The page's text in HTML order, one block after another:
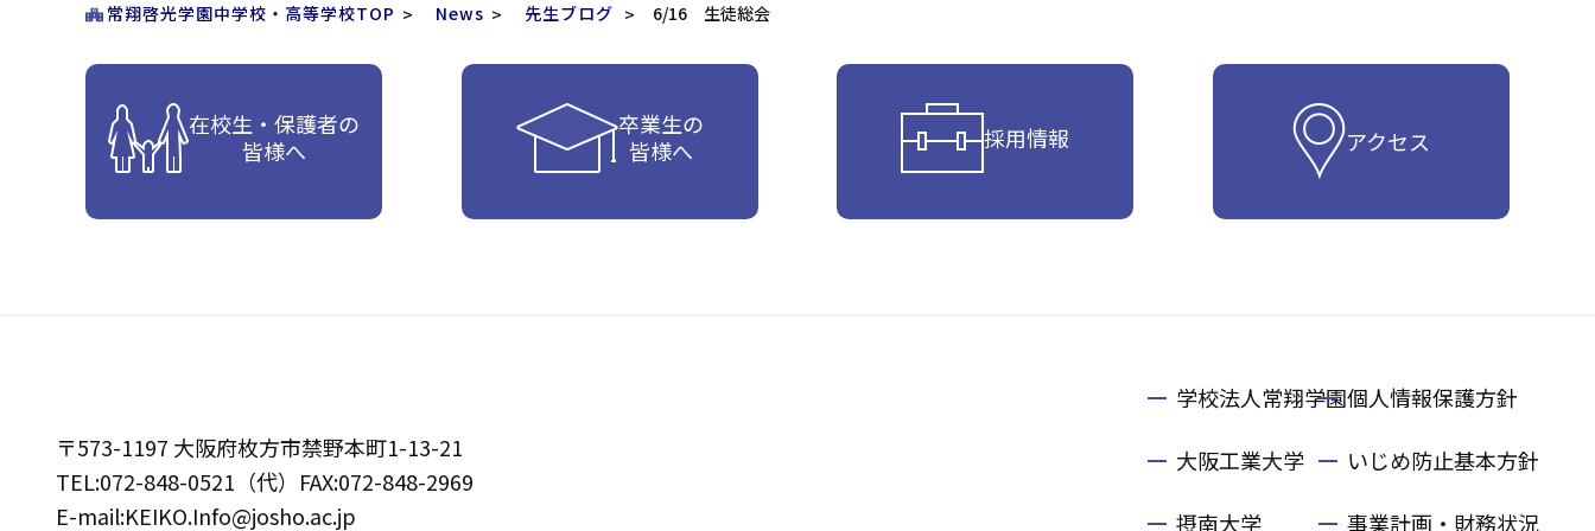
常翔啓光学園中学校・高等学校TOP News 先生ブログ 6/16 生徒総会
在校生・保護者の
皆様へ
卒業生の
皆様へ
採用情報 アクセス
〒573-1197 大阪府枚方市禁野本町1-13-21
TEL:072-848-0521（代）FAX:072-848-2969
E-mail:KEIKO.Info@josho.ac.jp
学校法人常翔学園
大阪工業大学
摂南大学
個人情報保護方針
いじめ防止基本方針
事業計画・財務状況